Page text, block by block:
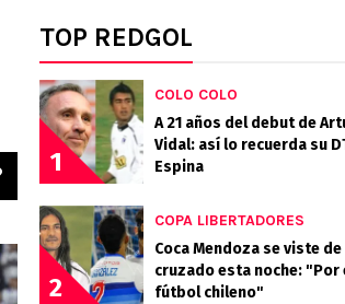
TOP REDGOL
1
COLO COLO
A 21 años del debut de
Vidal: así lo recuerda su
Espina
2
COPA LIBERTADORES
Coca Mendoza se viste de
cruzado esta noche: "Por
fútbol chileno"